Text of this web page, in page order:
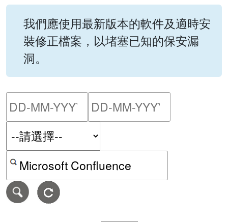
我們應使用最新版本的軟件及適時安
裝修正檔案，以堵塞已知的保安漏
洞。
請輸入搜尋日期範圍的開
按關鍵字或 CVE ID 搜尋保安警報